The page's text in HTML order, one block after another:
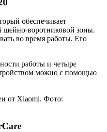
обеспечивает
шейно-воротниковой зоны.
во время работы. Его
работы и четыре
можно с помощью
от Xiaomi. Фото: